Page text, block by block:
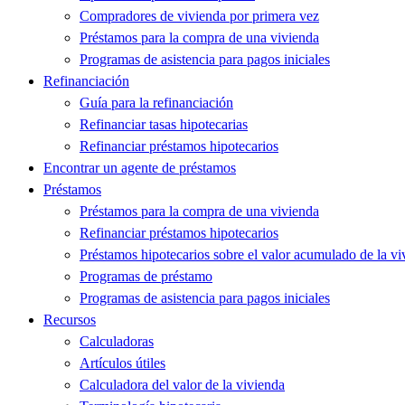
Compradores de vivienda por primera vez
Préstamos para la compra de una vivienda
Programas de asistencia para pagos iniciales
Refinanciación
Guía para la refinanciación
Refinanciar tasas hipotecarias
Refinanciar préstamos hipotecarios
Encontrar un agente de préstamos
Préstamos
Préstamos para la compra de una vivienda
Refinanciar préstamos hipotecarios
Préstamos hipotecarios sobre el valor acumulado de la
Programas de préstamo
Programas de asistencia para pagos iniciales
Recursos
Calculadoras
Artículos útiles
Calculadora del valor de la vivienda